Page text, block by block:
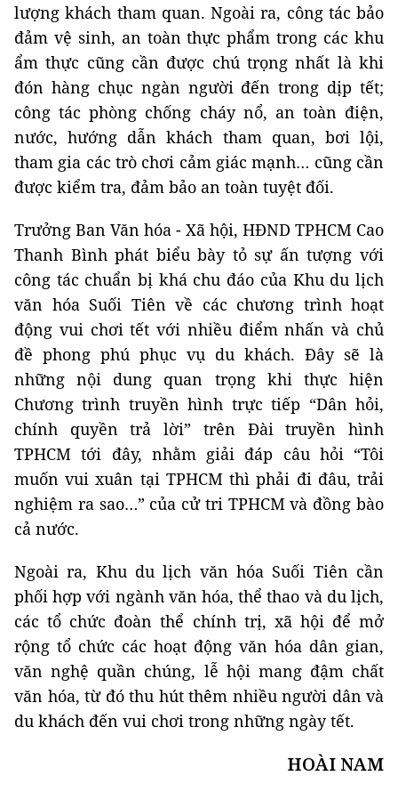
lượng khách tham quan. Ngoài ra, công tác bảo
đảm vệ sinh, an toàn thực phẩm trong các khu
ẩm thực cũng cần được chú trọng nhất là khi
đón hàng chục ngàn người đến trong dịp tết;
công tác phòng chống cháy nổ, an toàn điện,
nước, hướng dẫn khách tham quan, bơi lội,
tham gia các trò chơi cảm giác mạnh… cũng cần
được kiểm tra, đảm bảo an toàn tuyệt đối.
Trưởng Ban Văn hóa - Xã hội, HĐND TPHCM Cao
Thanh Bình phát biểu bày tỏ sự ấn tượng với
công tác chuẩn bị khá chu đáo của Khu du lịch
văn hóa Suối Tiên về các chương trình hoạt
động vui chơi tết với nhiều điểm nhấn và chủ
đề phong phú phục vụ du khách. Đây sẽ là
những nội dung quan trọng khi thực hiện
Chương trình truyền hình trực tiếp “Dân hỏi,
chính quyền trả lời” trên Đài truyền hình
TPHCM tới đây, nhằm giải đáp câu hỏi “Tôi
muốn vui xuân tại TPHCM thì phải đi đâu, trải
nghiệm ra sao…” của cử tri TPHCM và đồng bào
cả nước.
Ngoài ra, Khu du lịch văn hóa Suối Tiên cần
phối hợp với ngành văn hóa, thể thao và du lịch,
các tổ chức đoàn thể chính trị, xã hội để mở
rộng tổ chức các hoạt động văn hóa dân gian,
văn nghệ quần chúng, lễ hội mang đậm chất
văn hóa, từ đó thu hút thêm nhiều người dân và
du khách đến vui chơi trong những ngày tết.
HOÀI NAM